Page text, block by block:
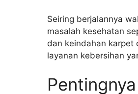
Seiring berjalannya
masalah kesehatan
dan keindahan karpet
layanan kebersihan